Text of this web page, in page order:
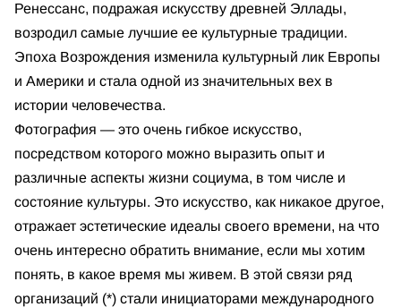
Ренессанс, подражая искусству древней Эллады,
возродил самые лучшие ее культурные традиции.
Эпоха Возрождения изменила культурный лик Европы
и Америки и стала одной из значительных вех в
истории человечества.
Фотография — это очень гибкое искусство,
посредством которого можно выразить опыт и
различные аспекты жизни социума, в том числе и
состояние культуры. Это искусство, как никакое другое,
отражает эстетические идеалы своего времени, на что
очень интересно обратить внимание, если мы хотим
понять, в какое время мы живем. В этой связи ряд
организаций (*) стали инициаторами международного